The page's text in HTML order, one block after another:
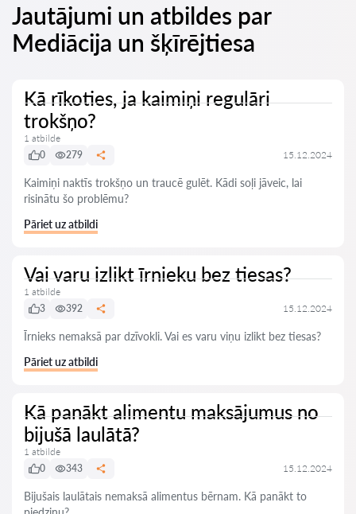
Jautājumi un atbildes par
Mediācija un šķīrējtiesa
Kā rīkoties, ja kaimiņi regulāri
trokšņo?
1 atbilde
0
279 15.12.2024
Kaimiņi naktīs trokšņo un traucē gulēt. Kādi soļi jāveic, lai
risinātu šo problēmu?
Pāriet uz atbildi
Vai varu izlikt īrnieku bez tiesas?
1 atbilde
3
392 15.12.2024
Īrnieks nemaksā par dzīvokli. Vai es varu viņu izlikt bez tiesas?
Pāriet uz atbildi
Kā panākt alimentu maksājumus no
bijušā laulātā?
1 atbilde
0
343 15.12.2024
Bijušais laulātais nemaksā alimentus bērnam. Kā panākt to